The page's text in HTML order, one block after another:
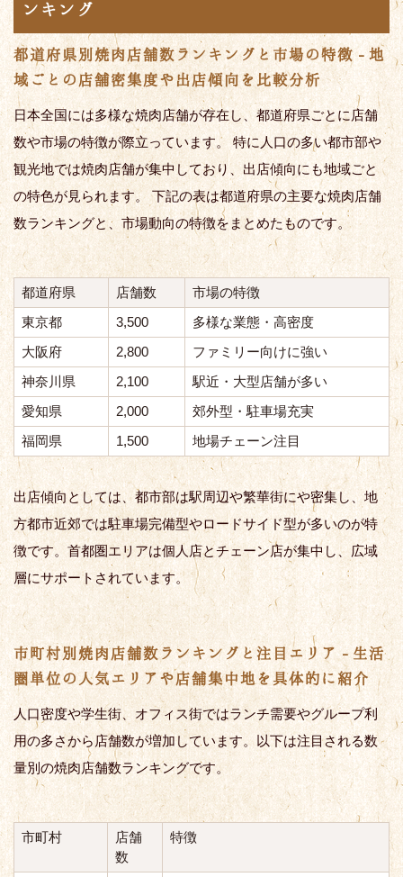
ンキング
都道府県別焼肉店舗数ランキングと市場の特徴 - 地
域ごとの店舗密集度や出店傾向を比較分析
日本全国には多様な焼肉店舗が存在し、都道府県ごとに店舗
数や市場の特徴が際立っています。 特に人口の多い都市部や
観光地では焼肉店舗が集中しており、出店傾向にも地域ごと
の特色が見られます。 下記の表は都道府県の主要な焼肉店舗
数ランキングと、市場動向の特徴をまとめたものです。
都道府県 店舗数
市場の特徴
東京都
3,500
多様な業態・高密度
大阪府
2,800
ファミリー向けに強い
神奈川県
2,100
駅近・大型店舗が多い
愛知県
2,000
郊外型・駐車場充実
福岡県
1,500 地場チェーン注目
出店傾向としては、都市部は駅周辺や繁華街にや密集し、地
方都市近郊では駐車場完備型やロードサイド型が多いのが特
徴です。首都圏エリアは個人店とチェーン店が集中し、広域
層にサポートされています。
市町村別焼肉店舗数ランキングと注目エリア - 生活
圏単位の人気エリアや店舗集中地を具体的に紹介
人口密度や学生街、オフィス街ではランチ需要やグループ利
用の多さから店舗数が増加しています。以下は注目される数
量別の焼肉店舗数ランキングです。
市町村
店舗
数
特徴